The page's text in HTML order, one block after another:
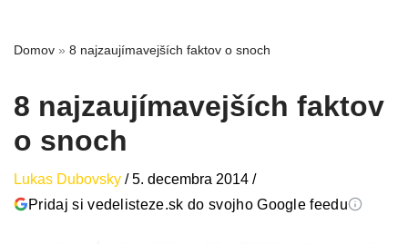
Domov » 8 najzaujímavejších faktov o snoch
8 najzaujímavejších faktov
o snoch
Lukas Dubovsky /5. decembra 2014 /
Pridaj si vedelisteze.sk do svojho Google feedu